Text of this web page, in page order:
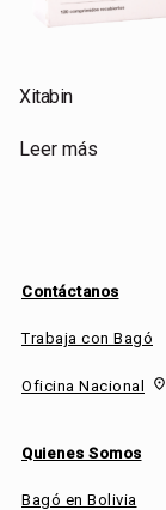
Xitabin
Leer más
Contáctanos
Trabaja con Bagó
Oficina Nacional fmd_good
Quienes Somos
Bagó en Bolivia